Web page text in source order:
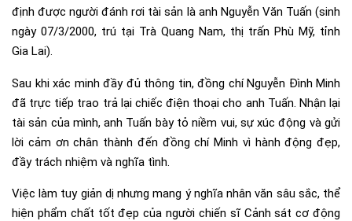
định được người đánh rơi tài sản là anh Nguyễn Văn Tuấn (sinh
ngày 07/3/2000, trú tại Trà Quang Nam, thị trấn Phù Mỹ, tỉnh
Gia Lai).
Sau khi xác minh đầy đủ thông tin, đồng chí Nguyễn Đình Minh
đã trực tiếp trao trả lại chiếc điện thoại cho anh Tuấn. Nhận lại
tài sản của mình, anh Tuấn bày tỏ niềm vui, sự xúc động và gửi
lời cảm ơn chân thành đến đồng chí Minh vì hành động đẹp,
đầy trách nhiệm và nghĩa tình.
Việc làm tuy giản dị nhưng mang ý nghĩa nhân văn sâu sắc, thể
hiện phẩm chất tốt đẹp của người chiến sĩ Cảnh sát cơ động